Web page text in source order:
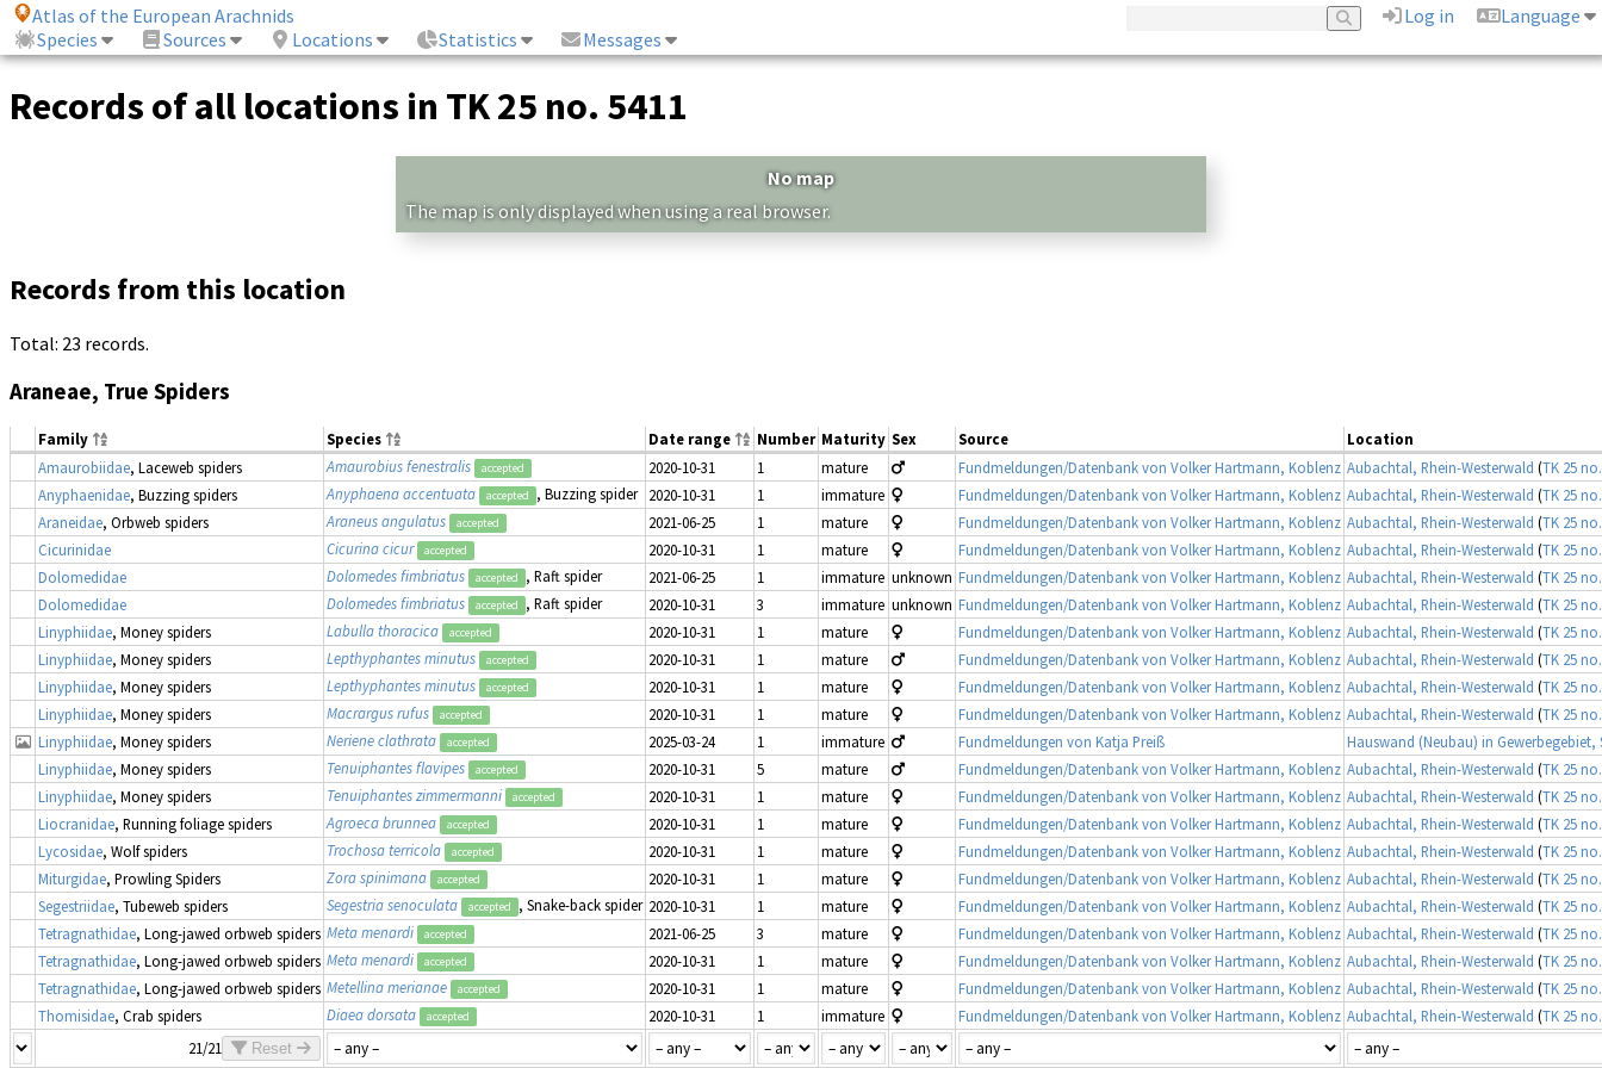
Atlas of the European Arachnids Log in
Language
Species
Sources Locations Statistics Messages
Records of all locations in TK 25 no. 5411
No map
The map is only displayed when using a real browser.
Records from this location
Total: 23 records.
Araneae, True Spiders
Family Species Date range Number Maturity Sex Source
Location
Amaurobiidae, Laceweb spiders Amaurobius fenestralis accepted 2020-10-31 1 mature Fundmeldungen/Datenbank von Volker Hartmann, Koblenz Aubachtal, Rhein-Westerwald (TK 25
Anyphaenidae, Buzzing spiders Anyphaena accentuata accepted , Buzzing spider 2020-10-31 1 immature Fundmeldungen/Datenbank von Volker Hartmann, Koblenz Aubachtal, Rhein-Westerwald (TK 25
Araneidae, Orbweb spiders Araneus angulatus accepted 2021-06-25 1 mature Fundmeldungen/Datenbank von Volker Hartmann, Koblenz Aubachtal, Rhein-Westerwald (TK 25
Cicurinidae
Cicurina cicur accepted 2020-10-31 1 mature Fundmeldungen/Datenbank von Volker Hartmann, Koblenz Aubachtal, Rhein-Westerwald (TK 25
Dolomedidae
Dolomedes fimbriatus accepted , Raft spider 2021-06-25 1 immature unknown Fundmeldungen/Datenbank von Volker Hartmann, Koblenz Aubachtal, Rhein-Westerwald (TK 25
Dolomedidae
Dolomedes fimbriatus accepted , Raft spider 2020-10-31 3 immature unknown Fundmeldungen/Datenbank von Volker Hartmann, Koblenz Aubachtal, Rhein-Westerwald (TK 25
Linyphiidae, Money spiders Labulla thoracica accepted 2020-10-31 1 mature Fundmeldungen/Datenbank von Volker Hartmann, Koblenz Aubachtal, Rhein-Westerwald (TK 25
Linyphiidae, Money spiders Lepthyphantes minutus accepted 2020-10-31 1 mature Fundmeldungen/Datenbank von Volker Hartmann, Koblenz Aubachtal, Rhein-Westerwald (TK 25
Linyphiidae, Money spiders Lepthyphantes minutus accepted 2020-10-31 1 mature Fundmeldungen/Datenbank von Volker Hartmann, Koblenz Aubachtal, Rhein-Westerwald (TK 25
Linyphiidae, Money spiders Macrargus rufus accepted 2020-10-31 1 mature Fundmeldungen/Datenbank von Volker Hartmann, Koblenz Aubachtal, Rhein-Westerwald (TK 25
Linyphiidae, Money spiders Neriene clathrata accepted 2025-03-24 1 immature Fundmeldungen von Katja Preiß
Hauswand (Neubau) in Gewerbegebiet,
Linyphiidae, Money spiders Tenuiphantes flavipes accepted 2020-10-31 5 mature Fundmeldungen/Datenbank von Volker Hartmann, Koblenz Aubachtal, Rhein-Westerwald (TK 25
Linyphiidae, Money spiders Tenuiphantes zimmermanni accepted 2020-10-31 1 mature Fundmeldungen/Datenbank von Volker Hartmann, Koblenz Aubachtal, Rhein-Westerwald (TK 25
Liocranidae, Running foliage spiders Agroeca brunnea accepted 2020-10-31 1 mature Fundmeldungen/Datenbank von Volker Hartmann, Koblenz Aubachtal, Rhein-Westerwald (TK 25
Lycosidae, Wolf spiders Trochosa terricola accepted 2020-10-31 1 mature Fundmeldungen/Datenbank von Volker Hartmann, Koblenz Aubachtal, Rhein-Westerwald (TK 25
Miturgidae, Prowling Spiders Zora spinimana accepted 2020-10-31 1 mature Fundmeldungen/Datenbank von Volker Hartmann, Koblenz Aubachtal, Rhein-Westerwald (TK 25
Segestriidae, Tubeweb spiders Segestria senoculata accepted , Snake-back spider 2020-10-31 1 mature Fundmeldungen/Datenbank von Volker Hartmann, Koblenz Aubachtal, Rhein-Westerwald (TK 25
Tetragnathidae, Long-jawed orbweb spiders Meta menardi accepted 2021-06-25 3 mature Fundmeldungen/Datenbank von Volker Hartmann, Koblenz Aubachtal, Rhein-Westerwald (TK 25
Tetragnathidae, Long-jawed orbweb spiders Meta menardi accepted 2020-10-31 1 mature Fundmeldungen/Datenbank von Volker Hartmann, Koblenz Aubachtal, Rhein-Westerwald (TK 25
Tetragnathidae, Long-jawed orbweb spiders Metellina merianae accepted 2020-10-31 1 mature Fundmeldungen/Datenbank von Volker Hartmann, Koblenz Aubachtal, Rhein-Westerwald (TK 25
Thomisidae, Crab spiders Diaea dorsata accepted 2020-10-31 1 immature Fundmeldungen/Datenbank von Volker Hartmann, Koblenz Aubachtal, Rhein-Westerwald (TK 25
21/21
Reset